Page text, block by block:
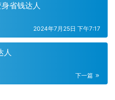
省钱达人
2024年7月25日 下午7:17
人
下一篇